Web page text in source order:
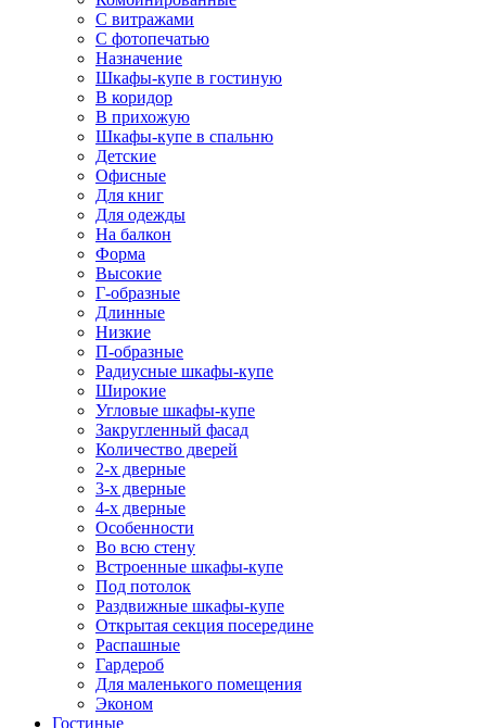
С витражами
С фотопечатью
Назначение
Шкафы-купе в гостиную
В коридор
В прихожую
Шкафы-купе в спальню
Детские
Офисные
Для книг
Для одежды
На балкон
Форма
Высокие
Г-образные
Длинные
Низкие
П-образные
Радиусные шкафы-купе
Широкие
Угловые шкафы-купе
Закругленный фасад
Количество дверей
2-х дверные
3-х дверные
4-х дверные
Особенности
Во всю стену
Встроенные шкафы-купе
Под потолок
Раздвижные шкафы-купе
Открытая секция посередине
Распашные
Гардероб
Для маленького помещения
Эконом
Гостиные